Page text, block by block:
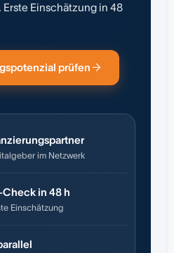
Einschätzung in 48
prüfen
im Netzwerk
in 48 h
Einschätzung